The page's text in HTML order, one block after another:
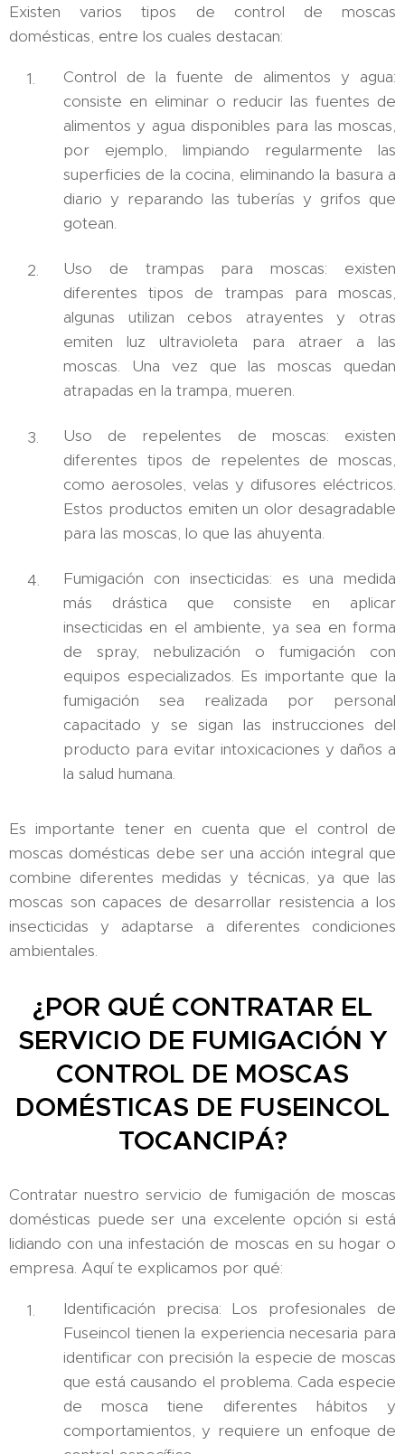
Existen varios tipos de control de moscas
domésticas, entre los cuales destacan:
Control de la fuente de alimentos y agua:
consiste en eliminar o reducir las fuentes de
alimentos y agua disponibles para las moscas,
por ejemplo, limpiando regularmente las
superficies de la cocina, eliminando la basura a
diario y reparando las tuberías y grifos que
gotean.
Uso de trampas para moscas: existen
diferentes tipos de trampas para moscas,
algunas utilizan cebos atrayentes y otras
emiten luz ultravioleta para atraer a las
moscas. Una vez que las moscas quedan
atrapadas en la trampa, mueren.
Uso de repelentes de moscas: existen
diferentes tipos de repelentes de moscas,
como aerosoles, velas y difusores eléctricos.
Estos productos emiten un olor desagradable
para las moscas, lo que las ahuyenta.
Fumigación con insecticidas: es una medida
más drástica que consiste en aplicar
insecticidas en el ambiente, ya sea en forma
de spray, nebulización o fumigación con
equipos especializados. Es importante que la
fumigación sea realizada por personal
capacitado y se sigan las instrucciones del
producto para evitar intoxicaciones y daños a
la salud humana.
Es importante tener en cuenta que el control de
moscas domésticas debe ser una acción integral que
combine diferentes medidas y técnicas, ya que las
moscas son capaces de desarrollar resistencia a los
insecticidas y adaptarse a diferentes condiciones
ambientales.
¿POR QUÉ CONTRATAR EL
SERVICIO DE FUMIGACIÓN Y
CONTROL DE MOSCAS
DOMÉSTICAS DE FUSEINCOL
TOCANCIPÁ?
Contratar nuestro servicio de fumigación de moscas
domésticas puede ser una excelente opción si está
lidiando con una infestación de moscas en su hogar o
empresa. Aquí te explicamos por qué:
Identificación precisa: Los profesionales de
Fuseincol tienen la experiencia necesaria para
identificar con precisión la especie de moscas
que está causando el problema. Cada especie
de mosca tiene diferentes hábitos y
comportamientos, y requiere un enfoque de